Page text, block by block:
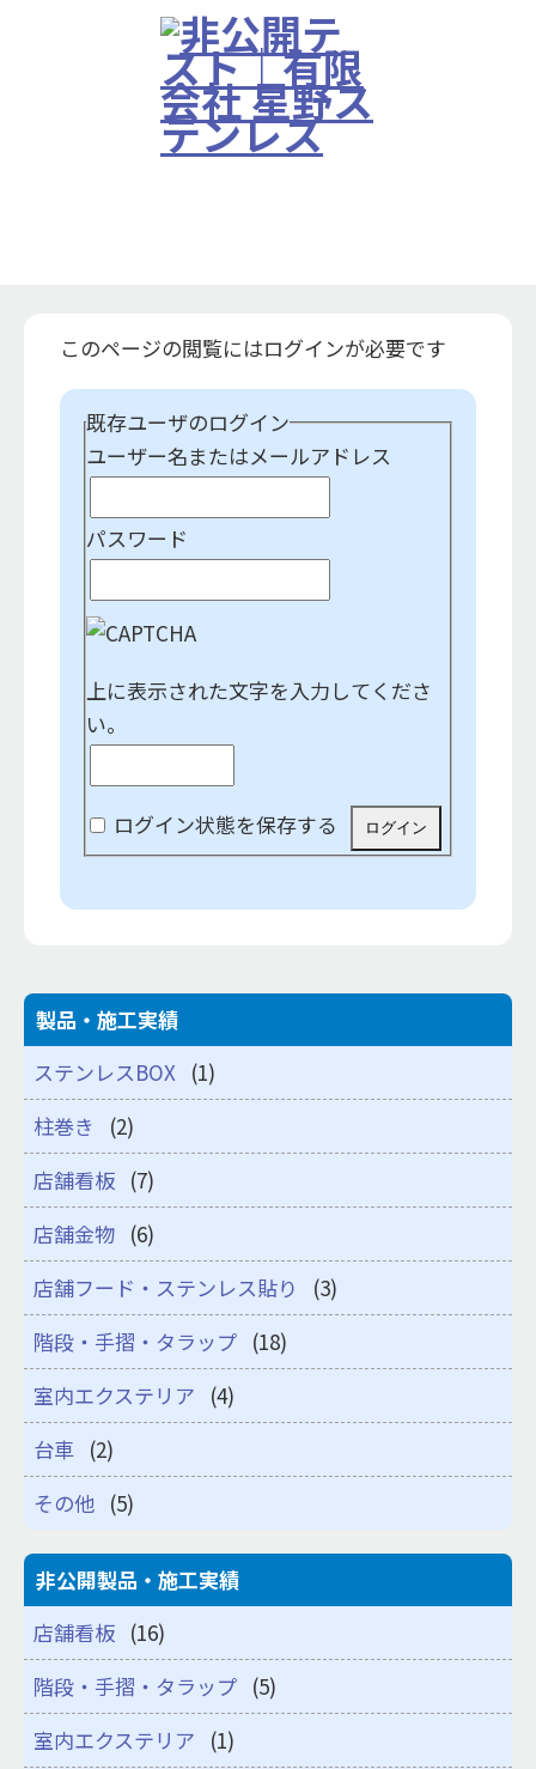
会社案内
採用情報
お問い合わせ
Works
製品・施工実績
ステンレスBOX (1)
柱巻き
(2)
店舗看板 (7)
店舗金物 (6)
店舗フード・ステンレス貼り
(3)
階段・手摺・タラップ (18)
室内エクステリア (4)
台車 (2)
その他 (5)
非公開製品・施工実績
店舗看板 (16)
階段・手摺・タラップ (5)
室内エクステリア (1)
このページの閲覧にはログインが必要です
既存ユーザのログイン
ユーザー名またはメールアドレス
パスワード
上に表示された文字を入力してくださ
い。
ログイン状態を保存する